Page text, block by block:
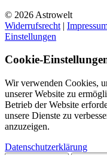
© 2026 Astrowelt
Widerrufsrecht |
Einstellungen
Cookie-
Wir verwenden Cookies,
unserer Website zu
Betrieb der Website
unsere Dienste zu
anzuzeigen.
Datenschutzerklärung